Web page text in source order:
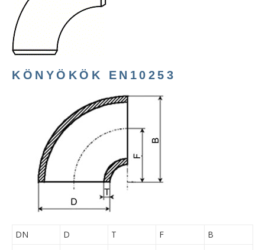
KÖNYÖKÖK EN10253
DN D T F
B